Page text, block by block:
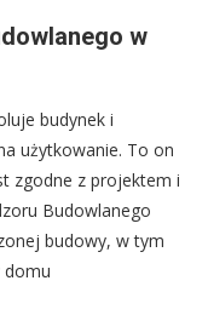
w
budynek i
użytkowanie. To on
zgodne z projektem i
Budowlanego
budowy, w tym
domu